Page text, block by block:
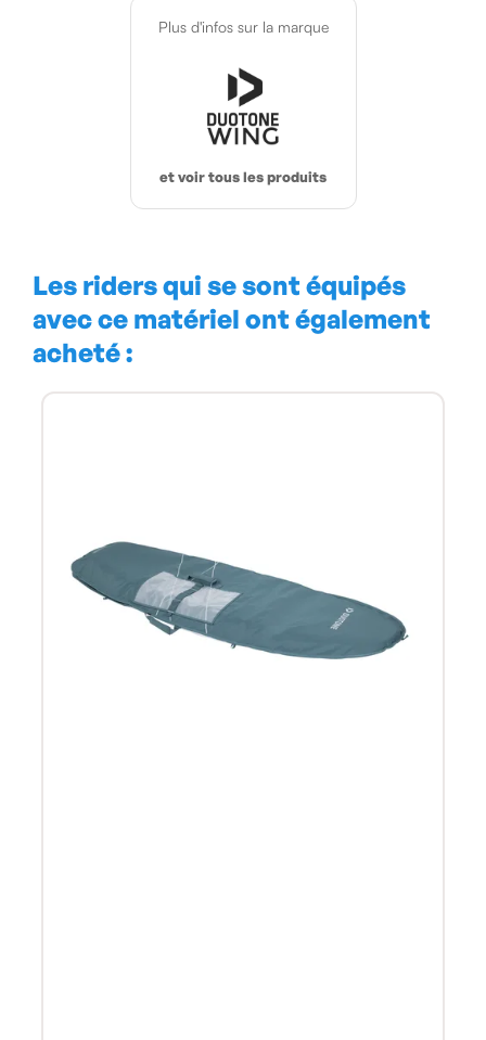
Plus d'infos sur la marque
et voir tous les produits
Les riders qui se sont équipés
avec ce matériel ont également
acheté :